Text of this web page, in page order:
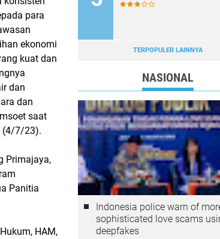
para
ekonomi
kuat dan
dan
dan
saat
(4/7/23).
Primajaya,
Panitia
HAM,
TERPOPULER LAINNYA
NASIONAL
Indonesia police warn of
sophisticated love scams
deepfakes